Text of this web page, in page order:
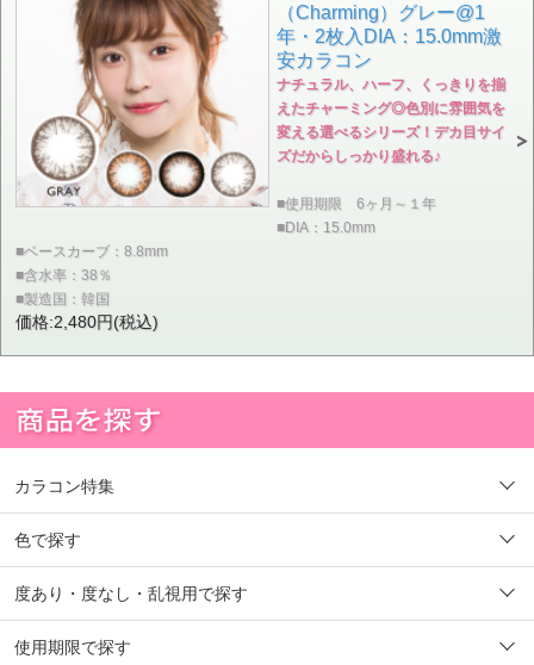
（Charming）グレー@1
年・2枚入DIA：15.0mm激
安カラコン
ナチュラル、ハーフ、くっきりを揃
えたチャーミング◎色別に雰囲気を
変える選べるシリーズ！デカ目サイ
ズだからしっかり盛れる♪
■使用期限 6ヶ月～１年
■DIA：15.0mm
■ベースカーブ：8.8mm
■含水率：38％
■製造国：韓国
価格:2,480円(税込)
カラコン特集
色で探す
度あり・度なし・乱視用で探す
使用期限で探す